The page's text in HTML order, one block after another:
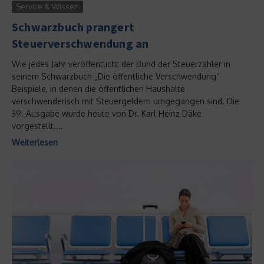
Service & Wissen
Schwarzbuch prangert
Steuerverschwendung an
Wie jedes Jahr veröffentlicht der Bund der Steuerzahler in
seinem Schwarzbuch „Die öffentliche Verschwendung“
Beispiele, in denen die öffentlichen Haushalte
verschwenderisch mit Steuergeldern umgegangen sind. Die
39. Ausgabe wurde heute von Dr. Karl Heinz Däke
vorgestellt....
Weiterlesen